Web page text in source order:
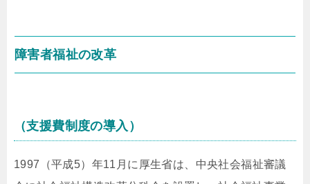
障害者福祉の改革
（支援費制度の導入）
1997（平成5）年11月に厚生省は、中央社会福祉審議